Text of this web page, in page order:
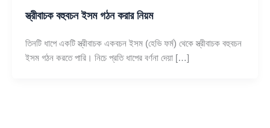
স্ত্রীবাচক বহুবচন ইসম গঠন করার নিয়ম
তিনটি ধাপে একটি স্ত্রীবাচক একবচন ইসম (হেভি ফর্ম) থেকে স্ত্রীবাচক বহুবচন
ইসম গঠন করতে পারি। নিচে প্রতি ধাপের বর্ণনা দেয়া […]